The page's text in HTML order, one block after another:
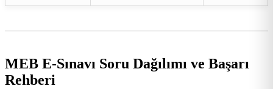
MEB E-Sınavı Soru Dağılımı ve Başarı
Rehberi